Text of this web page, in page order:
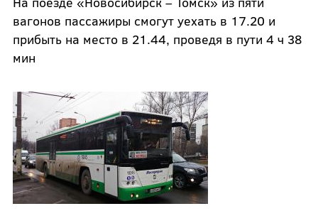
вагонов пассажиры смогут уехать в 17.20 и
прибыть на место в 21.44, проведя в пути 4 ч 38
мин